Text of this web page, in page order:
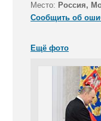
Место: Россия,
Сообщить об
Ещё фото